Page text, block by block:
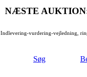
NÆSTE AUKTION:
Indlevering-vurdering-vejledning,
Søg